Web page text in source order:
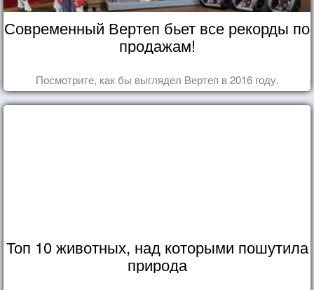
Современный Вертеп бьет все рекорды по
продажам!
Посмотрите, как бы выглядел Вертеп в 2016 году.
Топ 10 животных, над которыми пошутила
природа